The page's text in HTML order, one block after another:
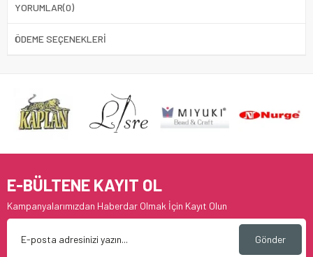
YORUMLAR(0)
ÖDEME SEÇENEKLERI
E-BÜLTENE KAYIT OL
Kampanyalarımızdan Haberdar Olmak İçin Kayıt Olun
Gönder